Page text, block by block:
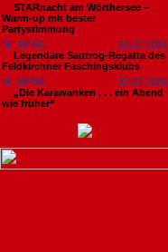
STARnacht am Wörthersee –
Warm-up mit bester
Partystimmung
Nr. 18761
13.07.2026
Legendäre Sautrog-Regatta des
Feldkirchner Faschingsklubs
Nr. 18759
13.07.2026
„Die Karawanken . . . ein Abend
wie früher“